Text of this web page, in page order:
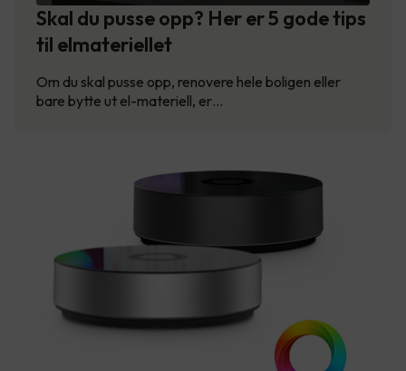
Skal du pusse opp? Her er 5 gode tips
til elmateriellet
Om du skal pusse opp, renovere hele boligen eller
bare bytte ut el-materiell, er…